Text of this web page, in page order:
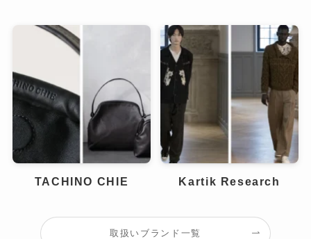
TACHINO CHIE Kartik Research
取扱いブランド一覧